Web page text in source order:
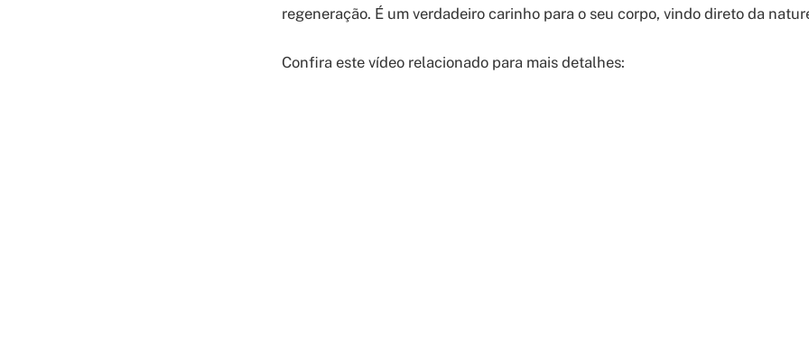
regeneração. É um verdadeiro carinho para o seu corpo, vindo direto da
Confira este vídeo relacionado para mais detalhes: